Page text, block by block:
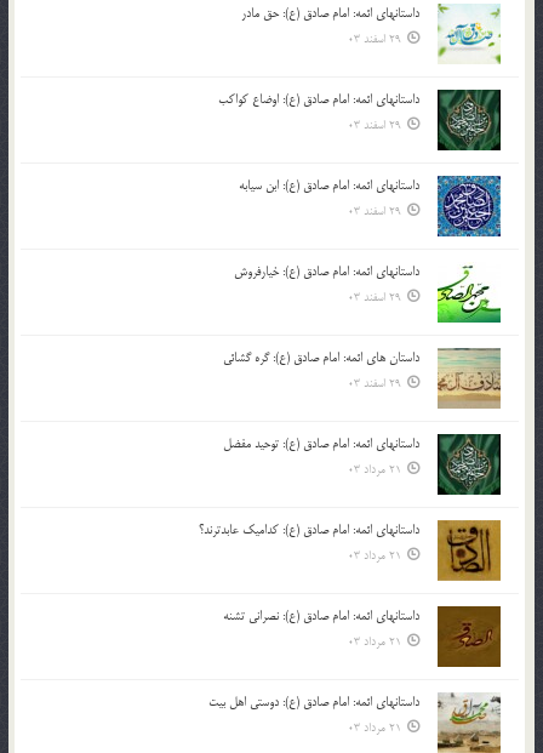
داستانهای ائمه: امام صادق (ع): حق مادر
29 اسفند 03
داستانهای ائمه: امام صادق (ع): اوضاع کواکب
29 اسفند 03
داستانهای ائمه: امام صادق (ع): ابن سیابه
29 اسفند 03
داستانهای ائمه: امام صادق (ع): خیارفروش
29 اسفند 03
داستان های ائمه: امام صادق (ع): گره گشائی
29 اسفند 03
داستانهای ائمه: امام صادق (ع): توحید مفضل
21 مرداد 03
داستانهای ائمه: امام صادق (ع): کدامیک عابدترند؟
21 مرداد 03
داستانهای ائمه: امام صادق (ع): نصرانی تشنه
21 مرداد 03
داستانهای ائمه: امام صادق (ع): دوستی اهل بیت
21 مرداد 03